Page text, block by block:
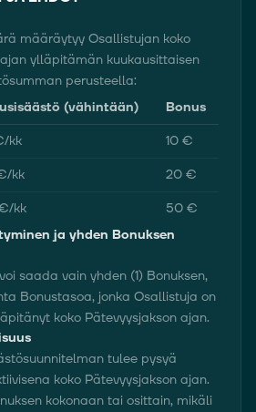
määräytyy Osallistujan koko
ylläpitämän kuukausittaisen
perusteella:
(vähintään)
Bonus
kk
10 €
kk
20 €
kk
50 €
ja yhden Bonuksen
saada vain yhden (1) Bonuksen,
Bonustasoa, jonka Osallistuja on
koko Pätevyysjakson ajan.
tulee pysyä
koko Pätevyysjakson ajan.
kokonaan tai osittain, mikäli